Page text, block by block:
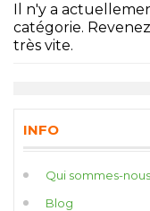
Il n'y a
catégorie.
très vite.
INFO
Qui sommes-
Blog